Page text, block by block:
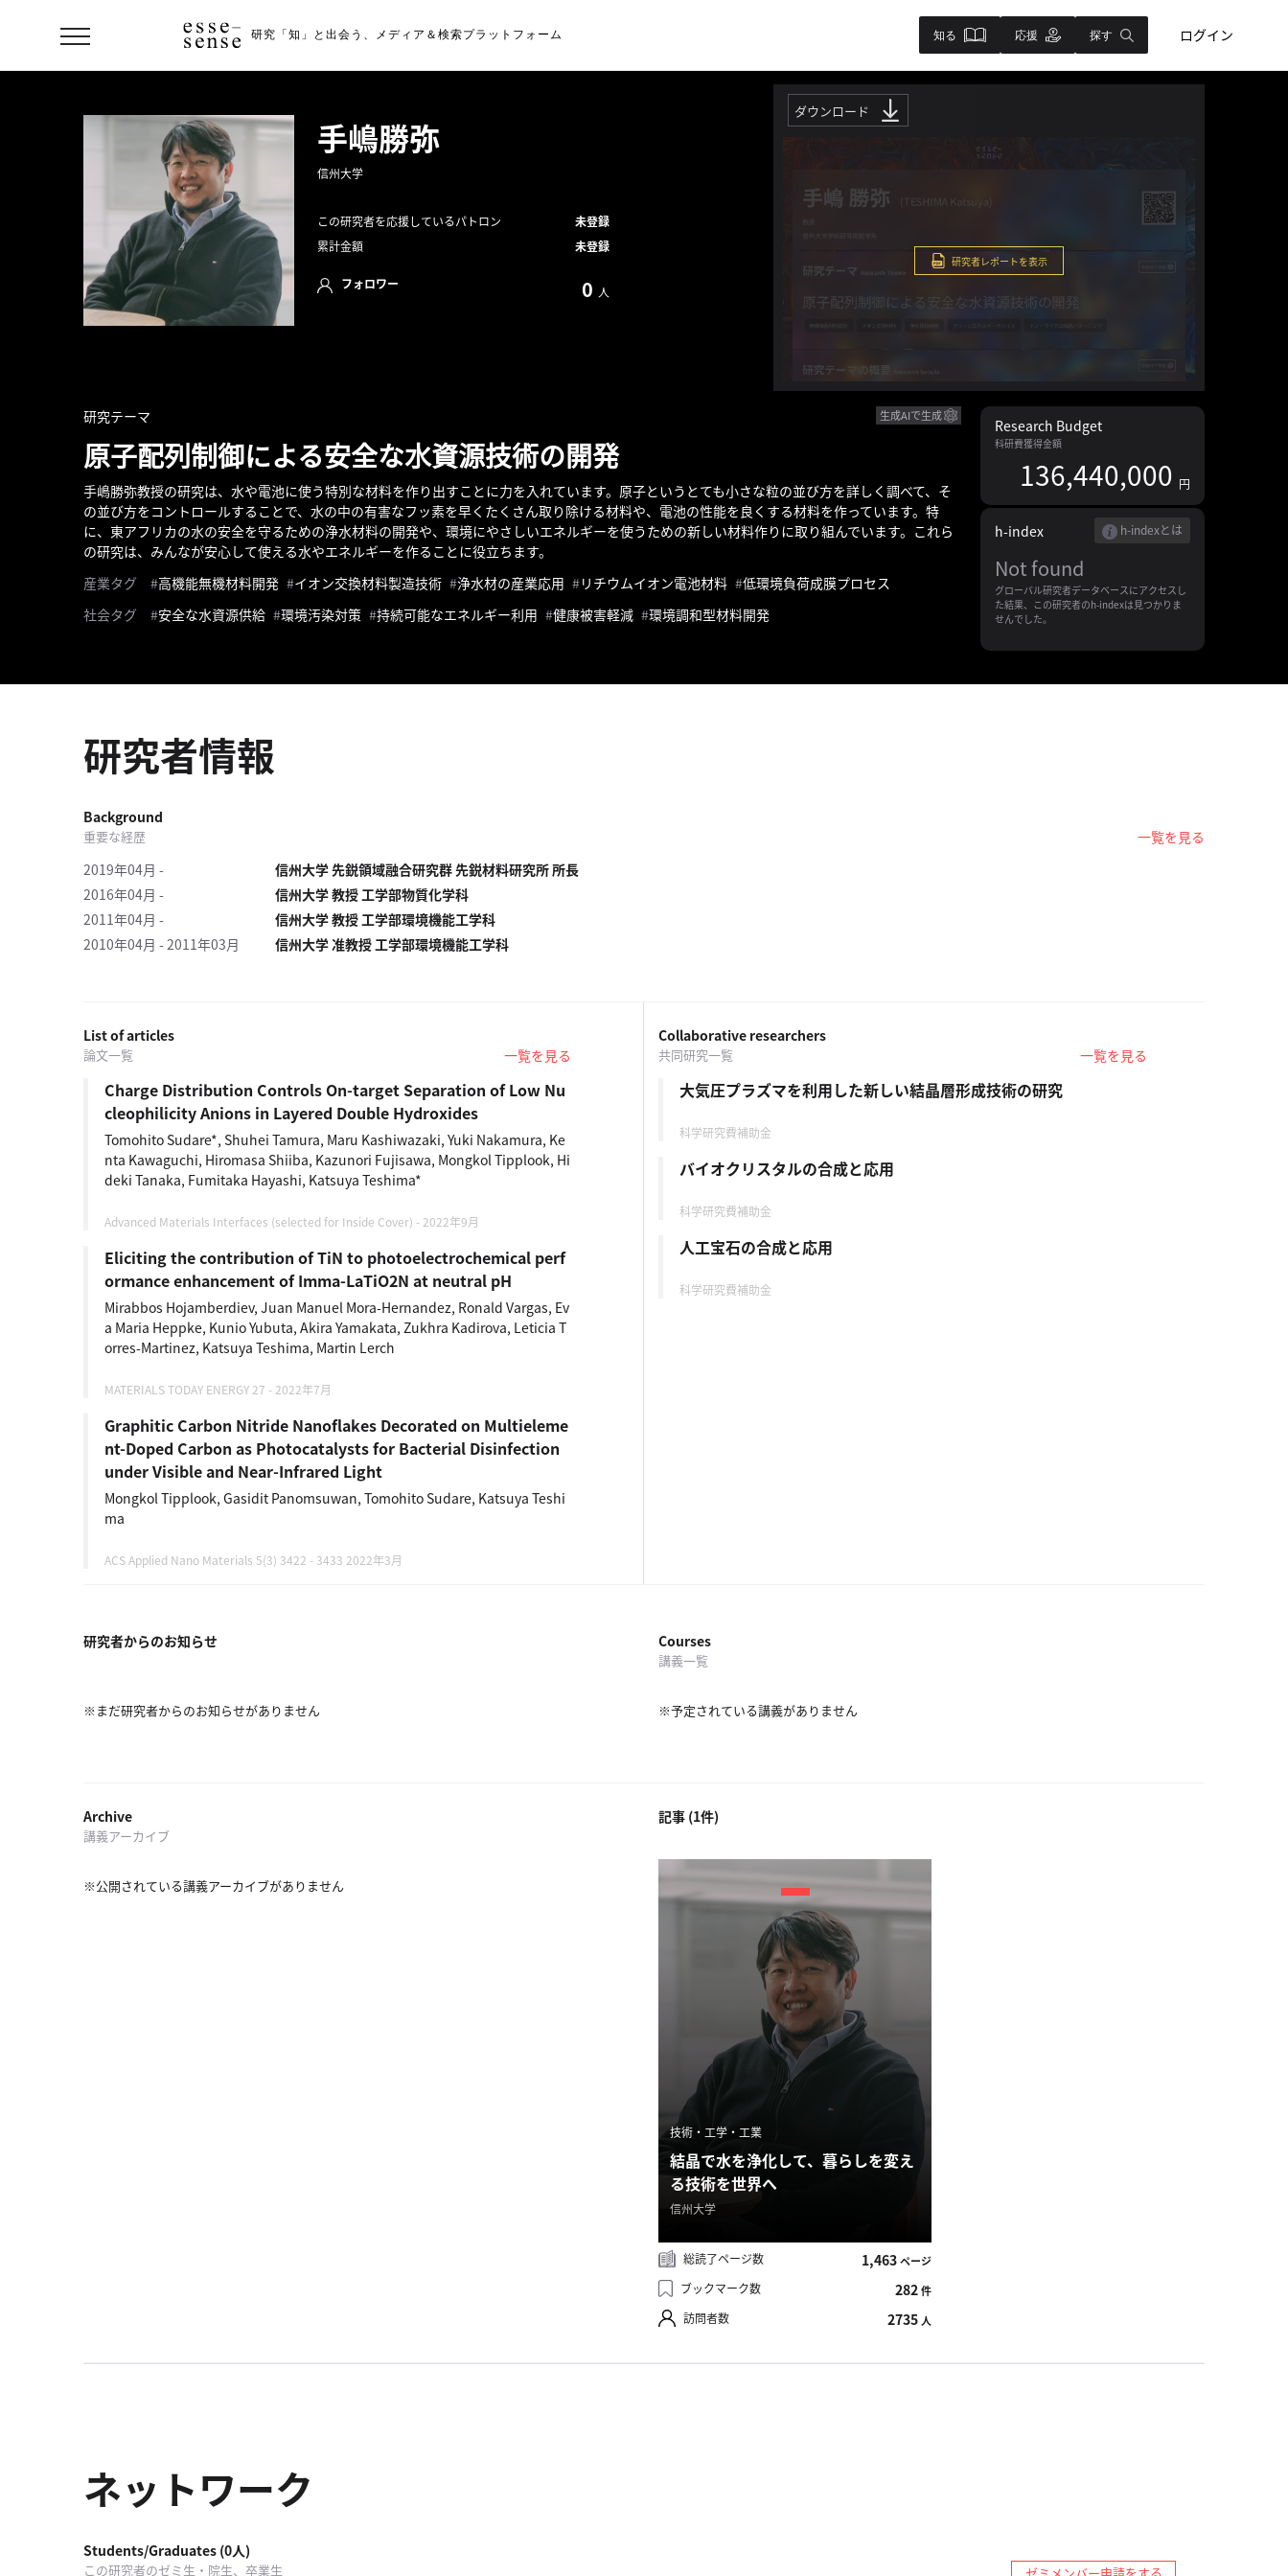
研究「知」と出会う、 メディア＆検索プラットフォーム 知る 応援 探す ログイン
ト
ー
タ
ス
へ
記
事
一
取
材
パ
一
覧
へ
講
開
ア
ー
カ
イ
ブ
一
へ
研
究
者
覧
研
者
探
と
プ
ー
ポ
シ
利
特
に
問
手嶋勝弥
信州大学
この研究者を応援しているパトロン
未登録
累計金額
未登録
フォロワー 0 人
ダウンロード
研究者レポートを表示
研究テーマ 生成AIで生成
原子配列制御による安全な水資源技術の開発
手嶋勝弥教授の研究は、水や電池に使う特別な材料を作り出すことに力を入れています。原子というとても小さな粒の並び方を詳しく調べて、そ
の並び方をコントロールすることで、水の中の有害なフッ素を早くたくさん取り除ける材料や、電池の性能を良くする材料を作っています。特
に、東アフリカの水の安全を守るための浄水材料の開発や、環境にやさしいエネルギーを使うための新しい材料作りに取り組んでいます。これら
の研究は、みんなが安心して使える水やエネルギーを作ることに役立ちます。
産業タグ
高機能無機材料開発 イオン交換材料製造技術 浄水材の産業応用 リチウムイオン電池材料
低環境負荷成膜プロセス
社会タグ
安全な水資源供給 環境汚染対策 持続可能なエネルギー利用 健康被害軽減 環境調和型材料開発
Research Budget
科研費獲得金額
136,440,000 円
h-index h-indexとは
Not found
グローバル研究者データベースにアクセスし
た結果、この研究者のh-indexは見つかりま
せんでした。
研究者情報
Background
重要な経歴
一覧を見る
2019年04月 -
信州大学 先鋭領域融合研究群 先鋭材料研究所 所長
2016年04月 -
信州大学 教授 工学部物質化学科
2011年04月 -
信州大学 教授 工学部環境機能工学科
2010年04月 - 2011年03月
信州大学 准教授 工学部環境機能工学科
List of articles
論文一覧 一覧を見る
Charge Distribution Controls On-target Separation of Low Nu
cleophilicity Anions in Layered Double Hydroxides
Tomohito Sudare*, Shuhei Tamura, Maru Kashiwazaki, Yuki Nakamura, Ke
nta Kawaguchi, Hiromasa Shiiba, Kazunori Fujisawa, Mongkol Tipplook, Hi
deki Tanaka, Fumitaka Hayashi, Katsuya Teshima*
Advanced Materials Interfaces (selected for Inside Cover) - 2022年9月
Eliciting the contribution of TiN to photoelectrochemical perf
ormance enhancement of Imma-LaTiO2N at neutral pH
Mirabbos Hojamberdiev, Juan Manuel Mora-Hernandez, Ronald Vargas, Ev
a Maria Heppke, Kunio Yubuta, Akira Yamakata, Zukhra Kadirova, Leticia T
orres-Martinez, Katsuya Teshima, Martin Lerch
MATERIALS TODAY ENERGY 27 - 2022年7月
Graphitic Carbon Nitride Nanoflakes Decorated on Multieleme
nt-Doped Carbon as Photocatalysts for Bacterial Disinfection
under Visible and Near-Infrared Light
Mongkol Tipplook, Gasidit Panomsuwan, Tomohito Sudare, Katsuya Teshi
ma
ACS Applied Nano Materials 5(3) 3422 - 3433 2022年3月
Collaborative researchers
共同研究一覧 一覧を見る
大気圧プラズマを利用した新しい結晶層形成技術の研究
科学研究費補助金
バイオクリスタルの合成と応用
科学研究費補助金
人工宝石の合成と応用
科学研究費補助金
研究者からのお知らせ
※まだ研究者からのお知らせがありません
Courses
講義一覧
※予定されている講義がありません
Archive
講義アーカイブ
※公開されている講義アーカイブがありません
記事 (1件)
技術・工学・工業
結晶で水を浄化して、暮らしを変え
る技術を世界へ
信州大学
総読了ページ数 1,463ページ
ブックマーク数 282件
訪問者数 2735人
ネットワーク
Students/Graduates (0人)
この研究者のゼミ生・院生、卒業生